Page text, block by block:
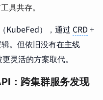
具共存。
KubeFed），通过 CRD +
。但依旧没有在主线
灵活的方案取代。
：跨集群服务发现